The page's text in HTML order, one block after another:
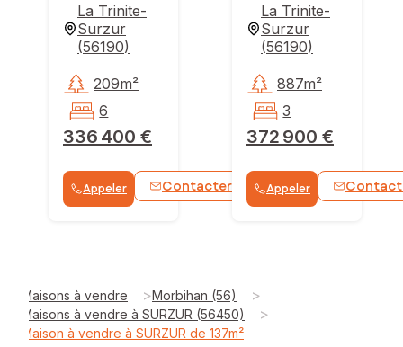
La Trinite-
Surzur
(56190)
336 400 €
209m²
6
Appeler Contacter
La Trinite-
Surzur
(56190)
372 900 €
887m²
3
Appeler
Maisons à vendre >Morbihan (56) >
Maisons à vendre à SURZUR (56450) >
Maison à vendre à SURZUR de 137m²